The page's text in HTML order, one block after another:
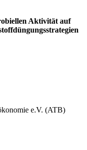
Aktivität auf
e.V. (ATB)